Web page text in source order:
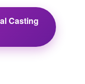
Casting